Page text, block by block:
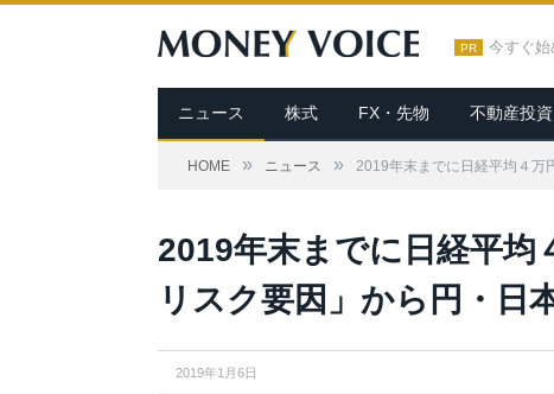
PR 今すぐ始
ニュース 株式 FX・先物 不動産投資
HOME » ニュース » 2019年末までに日経平均４万
2019年末までに日経平均
リスク要因」から円・日
2019年1月6日